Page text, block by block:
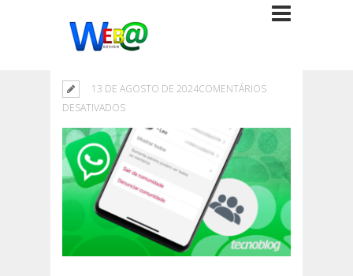
13 DE AGOSTO DE 2024COMENTÁRIOS
DESATIVADOSEM